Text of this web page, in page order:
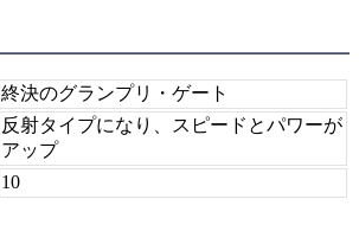
終決のグランプリ・ゲート
反射タイプになり、スピードとパワーが
アップ
10